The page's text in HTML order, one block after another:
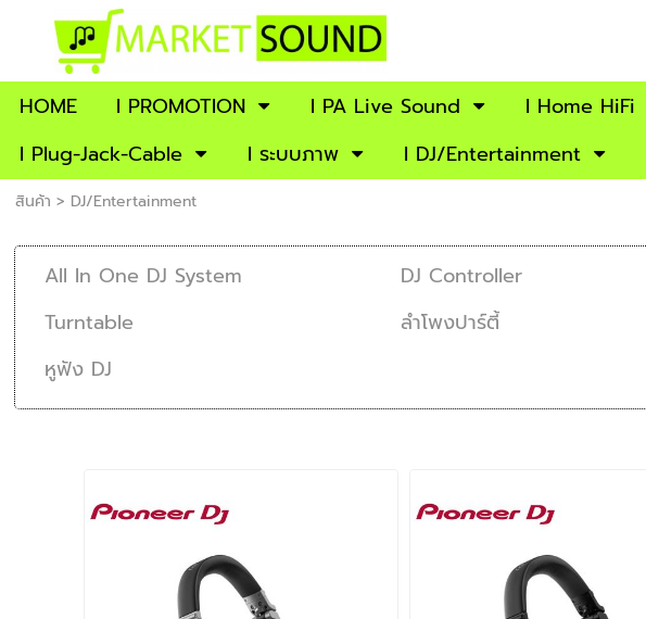
HOME I PROMOTION l PA Live Sound I Home HiFi
I Plug-Jack-Cable
I ระบบภาพ I DJ/Entertainment
สินค้า > DJ/Entertainment
All In One DJ System DJ Controller
Turntable
ลำโพงปาร์ตี้
หูฟัง DJ